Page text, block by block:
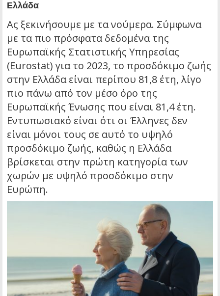
Ελλάδα
Ας ξεκινήσουμε με τα νούμερα. Σύμφωνα
με τα πιο πρόσφατα δεδομένα της
Ευρωπαϊκής Στατιστικής Υπηρεσίας
(Eurostat) για το 2023, το προσδόκιμο ζωής
στην Ελλάδα είναι περίπου 81,8 έτη, λίγο
πιο πάνω από τον μέσο όρο της
Ευρωπαϊκής Ένωσης που είναι 81,4 έτη.
Εντυπωσιακό είναι ότι οι Έλληνες δεν
είναι μόνοι τους σε αυτό το υψηλό
προσδόκιμο ζωής, καθώς η Ελλάδα
βρίσκεται στην πρώτη κατηγορία των
χωρών με υψηλό προσδόκιμο στην
Ευρώπη.